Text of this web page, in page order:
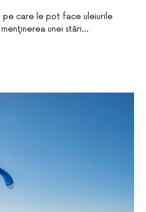
pe care le pot face uleiurile
unei stări…